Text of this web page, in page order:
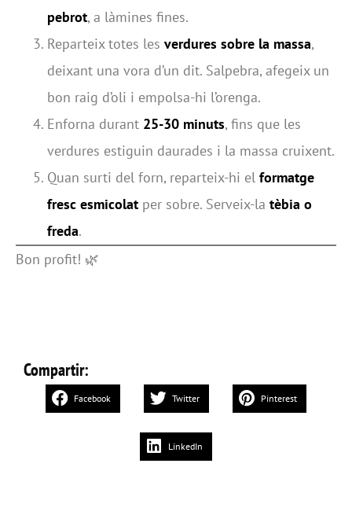
pebrot, a làmines fines.
Reparteix totes les verdures sobre la massa,
deixant una vora d’un dit. Salpebra, afegeix un
bon raig d’oli i empolsa-hi l’orenga.
Enforna durant 25-30 minuts, fins que les
verdures estiguin daurades i la massa cruixent.
Quan surti del forn, reparteix-hi el formatge
fresc esmicolat per sobre. Serveix-la tèbia o
freda.
Bon profit! 🌿
Compartir:
Facebook Twitter Pinterest
LinkedIn